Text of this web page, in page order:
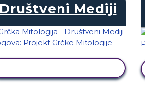
Društveni Mediji